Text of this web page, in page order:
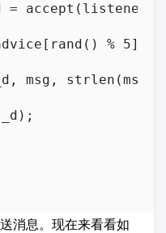
=
% 5];
msg,
消息。现在来看看如